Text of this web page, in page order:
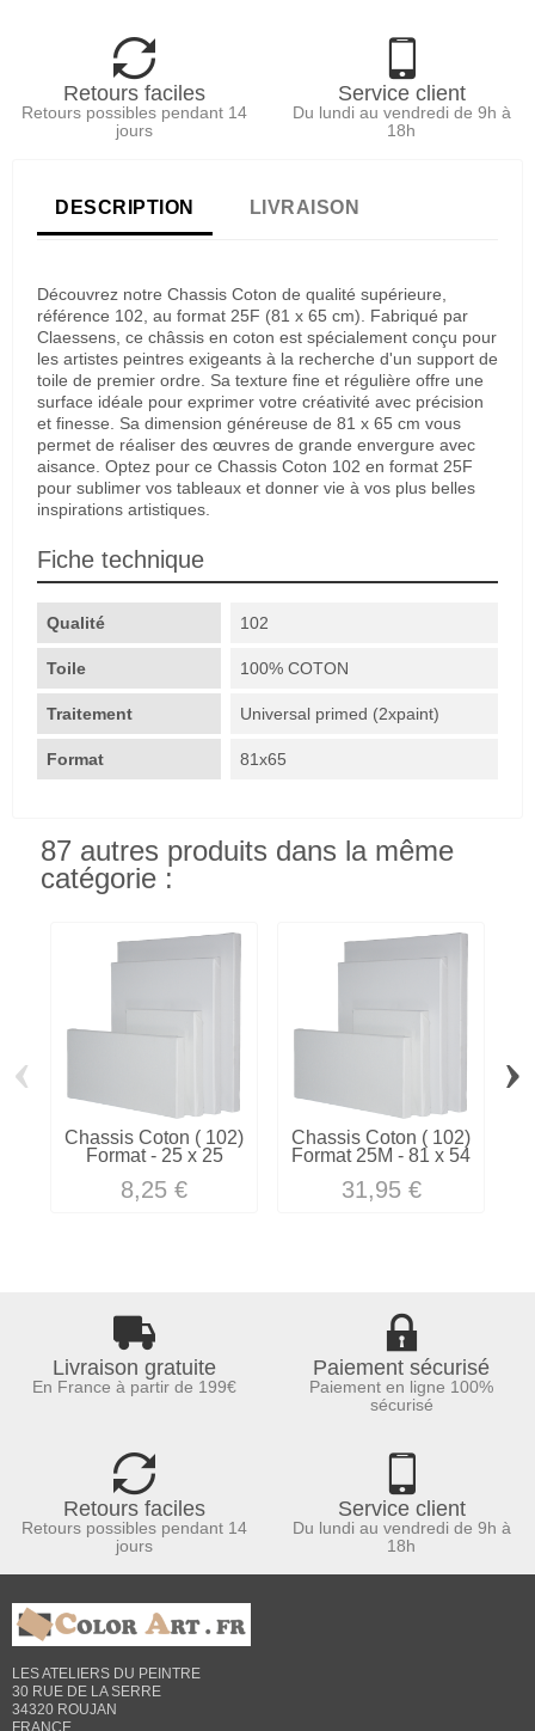
Retours faciles
Retours possibles pendant 14
jours
Service client
Du lundi au vendredi de 9h à
18h
DESCRIPTION LIVRAISON
Découvrez notre Chassis Coton de qualité supérieure,
référence 102, au format 25F (81 x 65 cm). Fabriqué par
Claessens, ce châssis en coton est spécialement conçu pour
les artistes peintres exigeants à la recherche d'un support de
toile de premier ordre. Sa texture fine et régulière offre une
surface idéale pour exprimer votre créativité avec précision
et finesse. Sa dimension généreuse de 81 x 65 cm vous
permet de réaliser des œuvres de grande envergure avec
aisance. Optez pour ce Chassis Coton 102 en format 25F
pour sublimer vos tableaux et donner vie à vos plus belles
inspirations artistiques.
Fiche technique
Qualité 102
Toile 100% COTON
Traitement Universal primed (2xpaint)
Format 81x65
87 autres produits dans la même
catégorie :
Chassis Coton ( 102)
Format - 25 x 25
8,25 €
Chassis Coton ( 102)
Format 25M - 81 x 54
31,95 €
‹ ›
Livraison gratuite
En France à partir de 199€
Paiement sécurisé
Paiement en ligne 100%
sécurisé
Retours faciles
Retours possibles pendant 14
jours
Service client
Du lundi au vendredi de 9h à
18h
LES ATELIERS DU PEINTRE
30 RUE DE LA SERRE
34320 ROUJAN
FRANCE